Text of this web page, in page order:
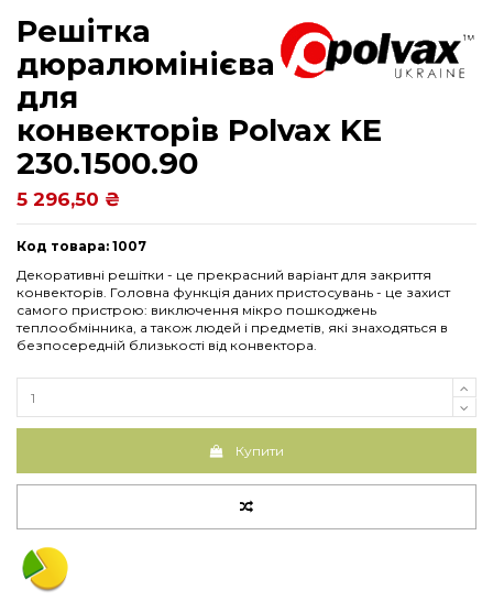
Решітка
дюралюмінієва
для
конвекторів Рolvax KE
230.1500.90
5 296,50 ₴
Код товара: 1007
Декоративні решітки - це прекрасний варіант для закриття
конвекторів. Головна функція даних пристосувань - це захист
самого пристрою: виключення мікро пошкоджень
теплообмінника, а також людей і предметів, які знаходяться в
безпосередній близькості від конвектора.
Купити